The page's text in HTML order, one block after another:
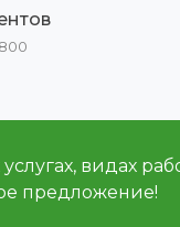
видах
предложение!